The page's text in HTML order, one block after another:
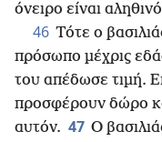
όνειρο είναι
46 Τότε ο
πρόσωπο μέχρις
του απέδωσε τιμή.
προσφέρουν δώρο
αυτόν. 47 Ο